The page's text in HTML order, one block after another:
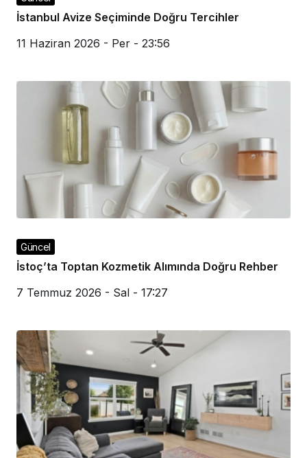
İstanbul Avize Seçiminde Doğru Tercihler
11 Haziran 2026 - Per - 23:56
Güncel
İstoç’ta Toptan Kozmetik Alımında Doğru Rehber
7 Temmuz 2026 - Sal - 17:27